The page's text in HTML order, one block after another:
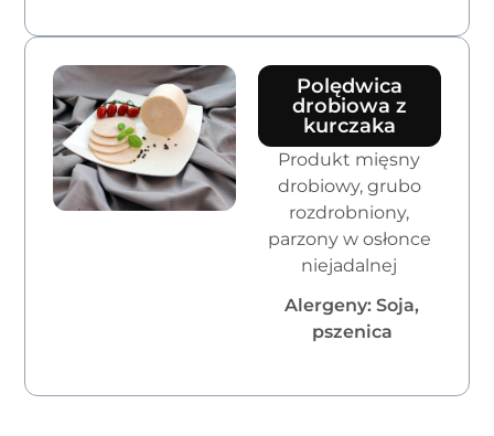
Polędwica
drobiowa z
kurczaka
Produkt mięsny
drobiowy, grubo
rozdrobniony,
parzony w osłonce
niejadalnej
Alergeny: Soja,
pszenica